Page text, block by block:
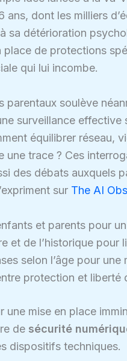
ans, dont les milliers
sa détérioration
place de protections
qui lui incombe.
parentaux soulève
surveillance effective
équilibrer réseau,
une trace ? Ces
des débats auxquels
sur The AI
et parents pour
et de l’historique pour
selon l’âge pour
protection et liberté
une mise en place
de sécurité
dispositifs techniques.